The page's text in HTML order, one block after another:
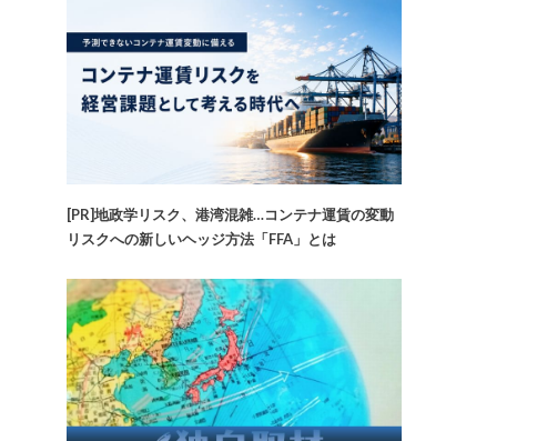
[PR]地政学リスク、港湾混雑…コンテナ運賃の変動
リスクへの新しいヘッジ方法「FFA」とは